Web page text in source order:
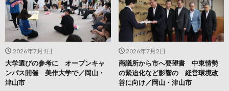
2026年7月2日
商議所から市へ要望書 中東情勢
の緊迫化など影響の 経営環境改
善に向け／岡山・津山市
2026年7月1日
大学選びの参考に オープンキャ
ンパス開催 美作大学で／岡山・
津山市